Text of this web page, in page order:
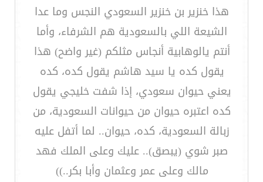
هذا خنزير بن خنزير السعودي النجس وما عدا
الشيعة اللي بالسعودية هم الشرفاء، وأما
أنتم يالوهابية أنجاس مثلكم (غير واضح) هذا
يقول كده يا سيد هاشم يقول كده، كده
يعني حيوان سعودي، إذا شفت خليجي يقول
كده اعتبره حيوان من حيوانات السعودية، من
زبالة السعودية، كده، حيوان.. لما أتفل عليه
صبر شوي (يبصق).. عليك وعلى الملك فهد
مالك وعلى عمر وعثمان وأبا بكر..))